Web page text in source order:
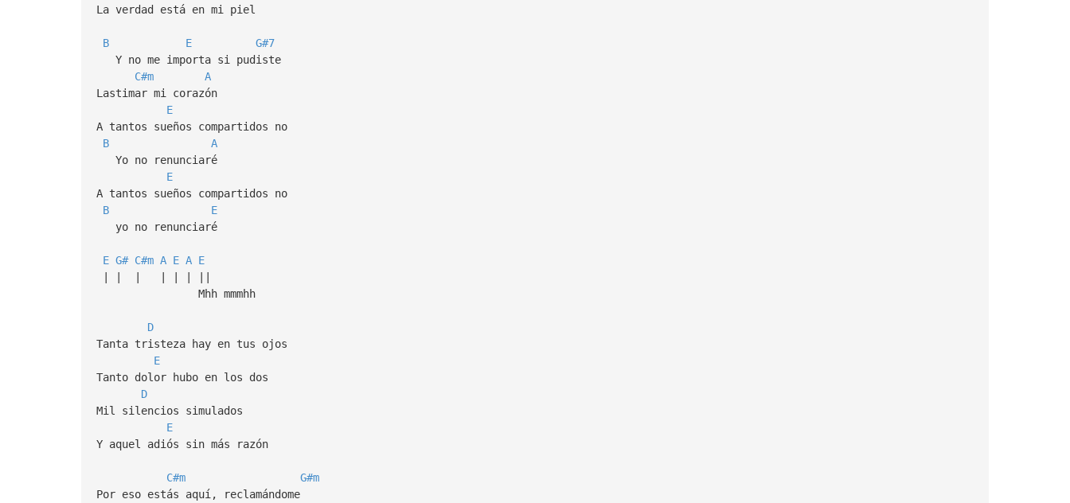
La verdad está en mi piel
B E
G#7
Y no me importa si pudiste
C#m
A
Lastimar mi corazón
E
A tantos sueños compartidos no
B
A
Yo no renunciaré
E
A tantos sueños compartidos no
B
E
yo no renunciaré
E G# C#m A E A E
| | | | | | ||
Mhh mmmhh
D
Tanta tristeza hay en tus ojos
E
Tanto dolor hubo en los dos
D
Mil silencios simulados
E
Y aquel adiós sin más razón
C#m
G#m
Por eso estás aquí, reclamándome